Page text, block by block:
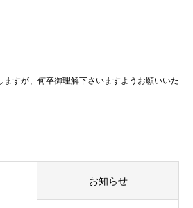
ますが、何卒御理解下さいますようお願いいた
お知らせ